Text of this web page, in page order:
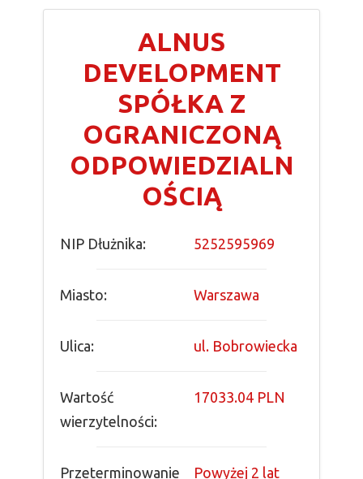
ALNUS
DEVELOPMENT
SPÓŁKA Z
OGRANICZONĄ
ODPOWIEDZIALN
OŚCIĄ
NIP Dłużnika: 5252595969
Miasto: Warszawa
Ulica: ul. Bobrowiecka
Wartość
wierzytelności:
17033.04 PLN
Przeterminowanie Powyżej 2 lat